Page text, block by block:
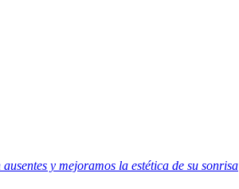
y mejoramos la estética de su sonrisa